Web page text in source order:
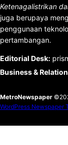
Ketenagalistrikan
juga berupaya
penggunaan
pertambangan.
Editorial Desk:
Business &
MetroNewspaper
WordPress Newspaper